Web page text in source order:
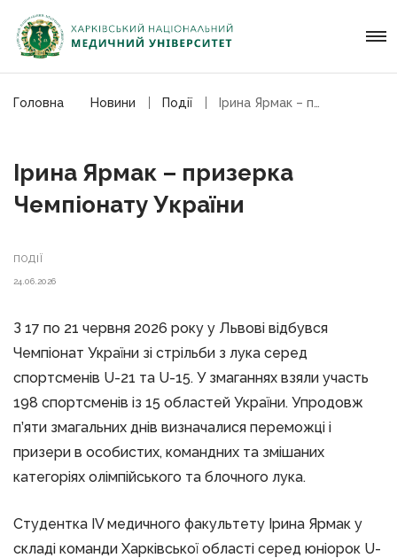
Головна Новини Події
Ірина Ярмак – призерка
Чемпіонату України
ПОДІЇ
24.06.2026
З 17 по 21 червня 2026 року у Львові відбувся
Чемпіонат України зі стрільби з лука серед
спортсменів U-21 та U-15. У змаганнях взяли участь
198 спортсменів із 15 областей України. Упродовж
п’яти змагальних днів визначалися переможці і
призери в особистих, командних та змішаних
категоріях олімпійського та блочного лука.
Студентка IV медичного факультету Ірина Ярмак у
складі команди Харківської області серед юніорок U-